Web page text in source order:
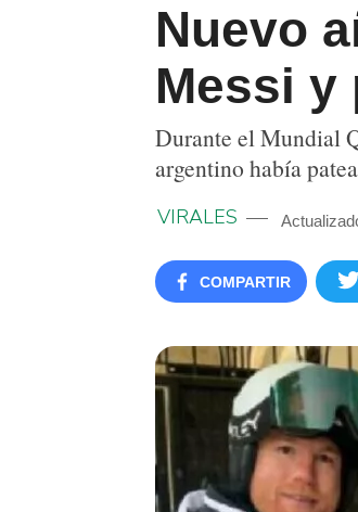
Nuevo
Messi y
Durante el Mundial
argentino había
VIRALES
COMPARTIR